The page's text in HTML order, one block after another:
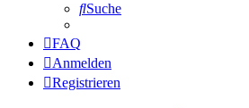
Suche
FAQ
Anmelden
Registrieren